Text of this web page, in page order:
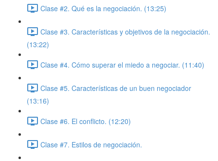
Clase #2. Qué es la negociación. (13:25)
Clase #3. Características y objetivos de la negociación.
(13:22)
Clase #4. Cómo superar el miedo a negociar. (11:40)
Clase #5. Características de un buen negociador
(13:16)
Clase #6. El conflicto. (12:20)
Clase #7. Estilos de negociación.